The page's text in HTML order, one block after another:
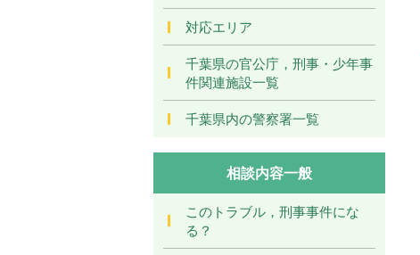
対応エリア
千葉県の官公庁，刑事・少年事
件関連施設一覧
千葉県内の警察署一覧
相談内容一般
このトラブル，刑事事件にな
る？